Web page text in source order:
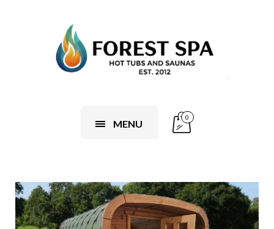
MENU
0